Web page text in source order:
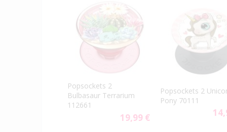
Popsockets 2
Bulbasaur Terrarium
112661
19,99 €
Popsockets 2
Pony 70111